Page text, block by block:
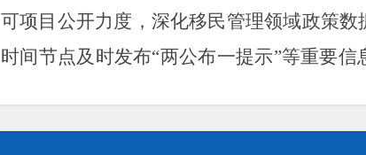
可项目公开力度，深化移民管理领域政策
时间节点及时发布“两公布一提示”等重要
件、信息共计41件（条），推动政府决策